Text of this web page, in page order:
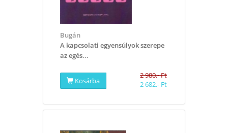
Bugán
A kapcsolati egyensúlyok szerepe
az egés...
Kosárba
2 980.- Ft
2 682.- Ft